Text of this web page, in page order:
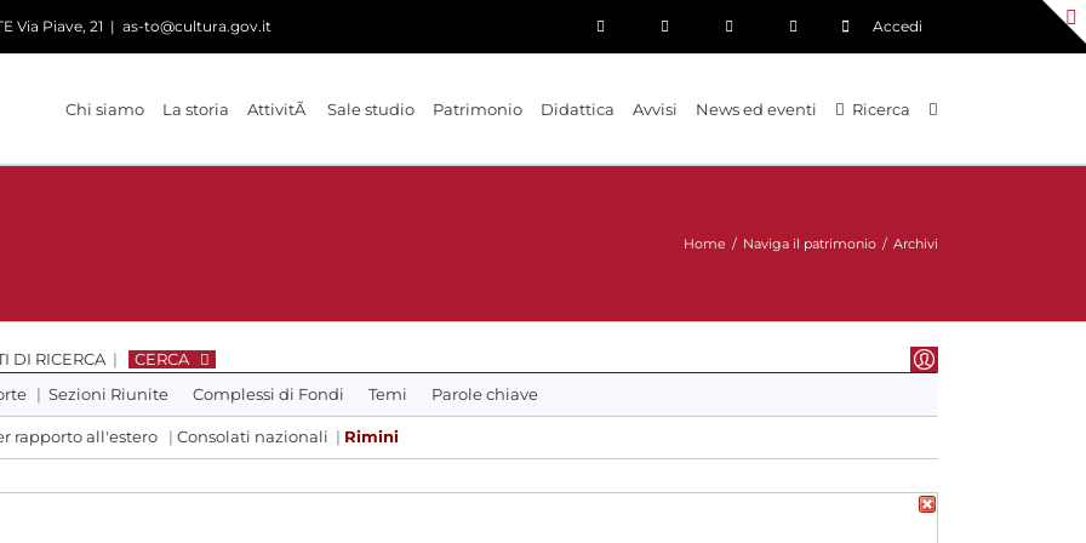
Via Piave, 21 | as-to@cultura.gov.it Accedi
Chi siamo La storia AttivitÃ Sale studio Patrimonio Didattica Avvisi News ed eventi Ricerca
Home / Naviga il patrimonio / Archivi
DI RICERCA |
CERCA
| Sezioni Riunite Complessi di Fondi Temi Parole chiave
rapporto all'estero | Consolati nazionali | Rimini